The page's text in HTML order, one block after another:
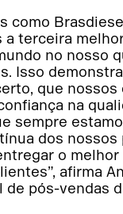
como
a terceira
no nosso
Isso
que nossos
na
sempre
dos nossos
o
afirma
de pós-vendas